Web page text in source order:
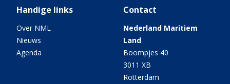
Handige links
Over NML
Nieuws
Agenda
Contact
Nederland Maritiem
Land
Boompjes 40
3011 XB
Rotterdam